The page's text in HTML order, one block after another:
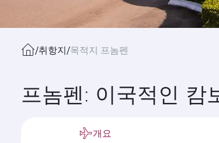
/취항지/목적지 프놈펜
프놈펜: 이국적인 캄
개요